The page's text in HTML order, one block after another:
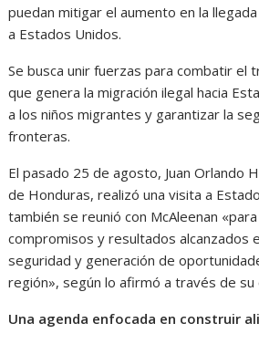
puedan mitigar el aumento en la
a Estados Unidos.
Se busca unir fuerzas para combatir el
que genera la migración ilegal hacia
a los niños migrantes y garantizar la
fronteras.
El pasado 25 de agosto, Juan Orlando
de Honduras, realizó una visita a
también se reunió con McAleenan
compromisos y resultados alcanzados
seguridad y generación de
región», según lo afirmó a través de
Una agenda enfocada en construir